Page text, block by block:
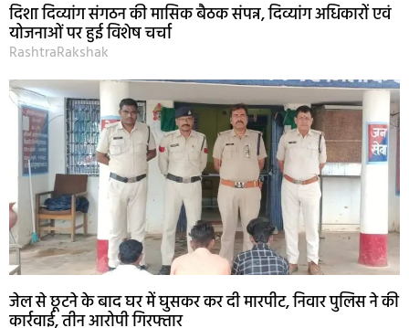
दिशा दिव्यांग संगठन की मासिक बैठक संपन्न, दिव्यांग अधिकारों एवं
योजनाओं पर हुई विशेष चर्चा
RashtraRakshak
जेल से छूटने के बाद घर में घुसकर कर दी मारपीट, निवार पुलिस ने की
कार्रवाई, तीन आरोपी गिरफ्तार